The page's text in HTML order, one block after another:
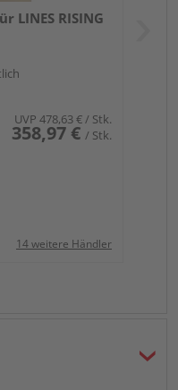
LINES RISING
UVP 478,63 €/ Stk.
358,97 € / Stk.
14 weitere Händler